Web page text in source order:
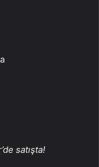
satışta!